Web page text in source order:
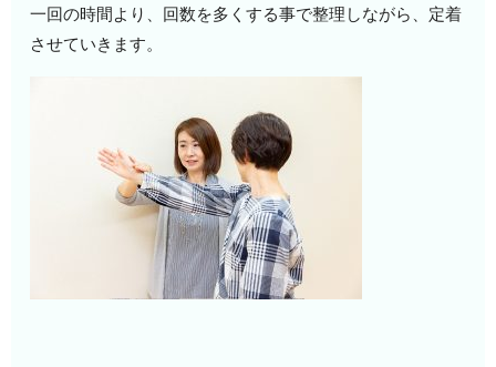
一回の時間より、回数を多くする事で整理しながら、定着
させていきます。